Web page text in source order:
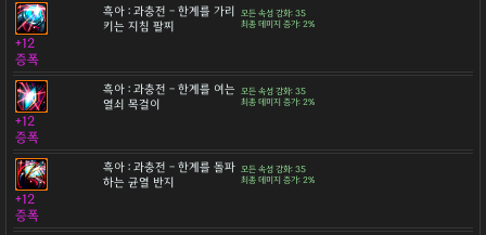
흑아 : 과충전 - 한계를 가리
키는 지침 팔찌
모든 속성 강화: 35
최종 데미지 증가: 2%
+12
증폭
흑아 : 과충전 - 한계를 여는
열쇠 목걸이
모든 속성 강화: 35
최종 데미지 증가: 2%
+12
증폭
흑아 : 과충전 - 한계를 돌파
하는 균열 반지
모든 속성 강화: 35
최종 데미지 증가: 2%
+12
증폭